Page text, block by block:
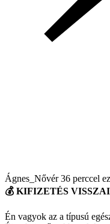
Ágnes_Nővér36 perccel
💰 KIFIZETÉS
Én vagyok az a típusú